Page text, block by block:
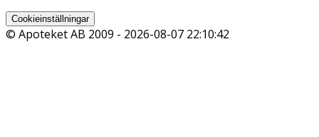
Cookieinställningar
© Apoteket AB 2009 - 2026-08-07 22:10:42